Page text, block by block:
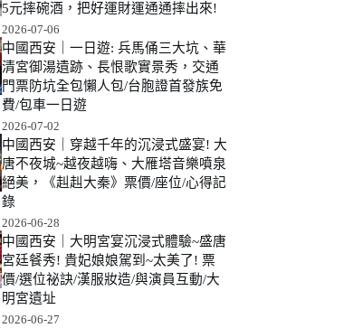
5元摔碗酒，把好運財運通通摔出來!
2026-07-06
中國西安｜一日遊: 兵馬俑三大坑、華
清宮御湯遺跡、長恨歌實景秀，交通
門票防坑全包懶人包/台胞證首發族免
費/包車一日遊
2026-07-02
中國西安｜穿越千年的沉浸式盛宴! 大
唐不夜城~越夜越嗨、大雁塔音樂噴泉
絕美，《赳赳大秦》票價/座位/心得記
錄
2026-06-28
中國西安｜大明宮宴沉浸式體驗~盛唐
宮廷餐秀! 貴妃娘娘駕到~太美了! 票
價/選位祕訣/漢服妝造/與演員互動/大
明宮遺址
2026-06-27